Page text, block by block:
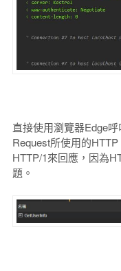
直接使用瀏覽器Edge
Request所使用的
HTTP/1來回應，因為
題。